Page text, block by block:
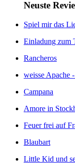
Neuste
Spiel mir das
Einladung zum
Rancheros
weisse Apache
Campana
Amore in
Feuer frei auf
Blaubart
Little Kid und